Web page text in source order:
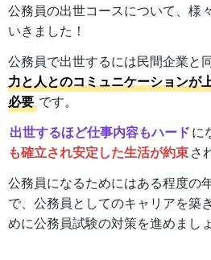
公務員の出世コースについて、様
いきました！
公務員で出世するには民間企業と同
力と人とのコミュニケーションが
必要 です。
出世するほど仕事内容もハードに
も確立され安定した生活が約束さ
公務員になるためにはある程度の
で、公務員としてのキャリアを築
めに公務員試験の対策を進めまし